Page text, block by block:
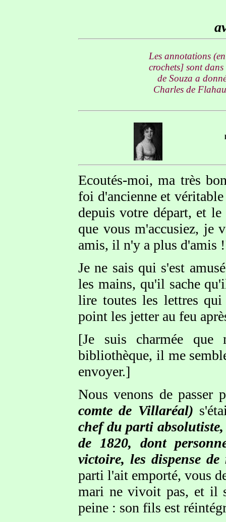
Les annotations
crochets] sont
de Souza a
Charles de
Ecoutés-moi, ma très
foi d'ancienne et
depuis votre départ, et
que vous m'accusiez, je
amis, il n'y a plus d'amis
Je ne sais qui s'est
les mains, qu'il sache
lire toutes les lettres qui
point les jetter au feu
[Je suis charmée que
bibliothèque, il me
envoyer.]
Nous venons de
comte de Villaréal)
chef du parti
de 1820, dont
victoire, les dispense
parti l'ait emporté, vous
mari ne vivoit pas, et il
peine : son fils est